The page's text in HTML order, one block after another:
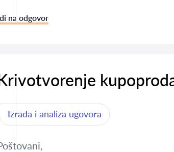
na odgovor
Izrada i analiza ugovora